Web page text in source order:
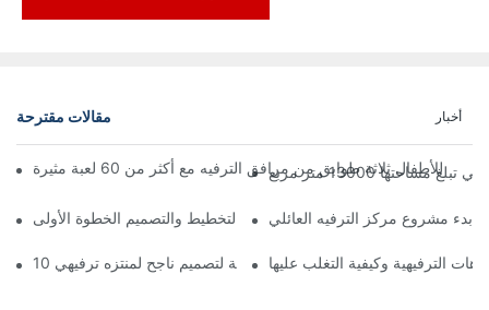
مقالات مقترحة أخبار
13000 متر مربع
بدء مشروع مركز الترفيه العائلي
10 مبادئ أساسية لتصميم ناجح لمنتزه ترفيهيالترفيهية وكيفية التغلب عليها